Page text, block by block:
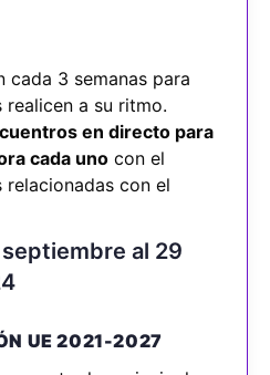
cada 3 semanas para
realicen a su ritmo.
en directo para
cada uno con el
con el
al 29
UE 2021-2027